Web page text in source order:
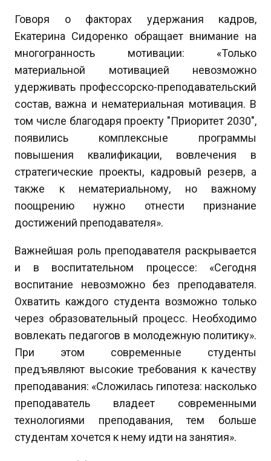
Говоря о факторах удержания кадров,
Екатерина Сидоренко обращает внимание на
многогранность мотивации: «Только
материальной мотивацией невозможно
удерживать профессорско-преподавательский
состав, важна и нематериальная мотивация. В
том числе благодаря проекту "Приоритет 2030",
появились комплексные программы
повышения квалификации, вовлечения в
стратегические проекты, кадровый резерв, а
также к нематериальному, но важному
поощрению нужно отнести признание
достижений преподавателя».
Важнейшая роль преподавателя раскрывается
и в воспитательном процессе: «Сегодня
воспитание невозможно без преподавателя.
Охватить каждого студента возможно только
через образовательный процесс. Необходимо
вовлекать педагогов в молодежную политику».
При этом современные студенты
предъявляют высокие требования к качеству
преподавания: «Сложилась гипотеза: насколько
преподаватель владеет современными
технологиями преподавания, тем больше
студентам хочется к нему идти на занятия».